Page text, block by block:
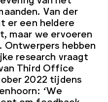
Van der
er een heldere
maar we ervoeren
Ontwerpers hebben
research vraagt
Third Office
2022 tijdens
‘We